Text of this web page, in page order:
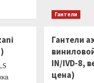
Гантели
Гантели
IN/IVD-8,
цена)